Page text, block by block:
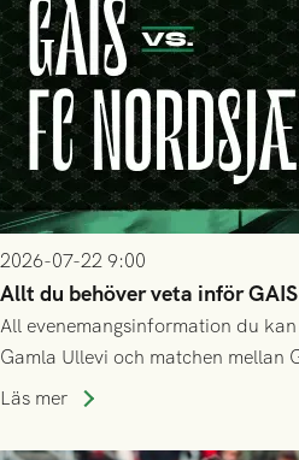
2026-07-22 9:00
Allt du behöver veta inför
All evenemangsinformation du
Gamla Ullevi och matchen mellan
kvalet till Conference League!
Läs mer